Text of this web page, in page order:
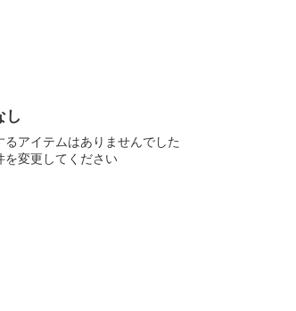
し
るアイテムはありませんでした
を変更してください